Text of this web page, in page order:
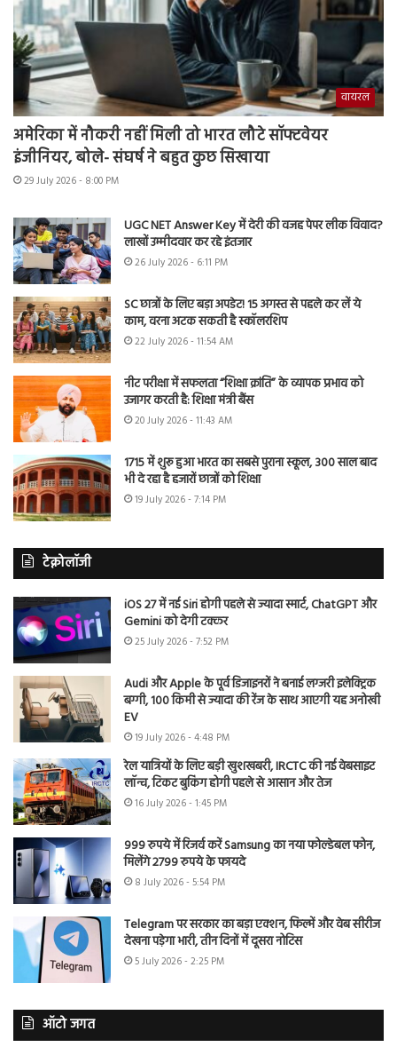
वायरल
अमेरिका में नौकरी नहीं मिली तो भारत लौटे सॉफ्टवेयर
इंजीनियर, बोले- संघर्ष ने बहुत कुछ सिखाया
29 July 2026 - 8:00 PM
UGC NET Answer Key में देरी की वजह पेपर लीक विवाद?
लाखों उम्मीदवार कर रहे इंतजार
26 July 2026 - 6:11 PM
SC छात्रों के लिए बड़ा अपडेट! 15 अगस्त से पहले कर लें ये
काम, वरना अटक सकती है स्कॉलरशिप
22 July 2026 - 11:54 AM
नीट परीक्षा में सफलता “शिक्षा क्रांति” के व्यापक प्रभाव को
उजागर करती है: शिक्षा मंत्री बैंस
20 July 2026 - 11:43 AM
1715 में शुरू हुआ भारत का सबसे पुराना स्कूल, 300 साल बाद
भी दे रहा है हजारों छात्रों को शिक्षा
19 July 2026 - 7:14 PM
टेक्नोलॉजी
iOS 27 में नई Siri होगी पहले से ज्यादा स्मार्ट, ChatGPT और
Gemini को देगी टक्कर
25 July 2026 - 7:52 PM
Audi और Apple के पूर्व डिजाइनरों ने बनाई लग्जरी इलेक्ट्रिक
बग्गी, 100 किमी से ज्यादा की रेंज के साथ आएगी यह अनोखी
EV
19 July 2026 - 4:48 PM
रेल यात्रियों के लिए बड़ी खुशखबरी, IRCTC की नई वेबसाइट
लॉन्च, टिकट बुकिंग होगी पहले से आसान और तेज
16 July 2026 - 1:45 PM
999 रुपये में रिजर्व करें Samsung का नया फोल्डेबल फोन,
मिलेंगे 2799 रुपये के फायदे
8 July 2026 - 5:54 PM
Telegram पर सरकार का बड़ा एक्शन, फिल्में और वेब सीरीज
देखना पड़ेगा भारी, तीन दिनों में दूसरा नोटिस
5 July 2026 - 2:25 PM
ऑटो जगत